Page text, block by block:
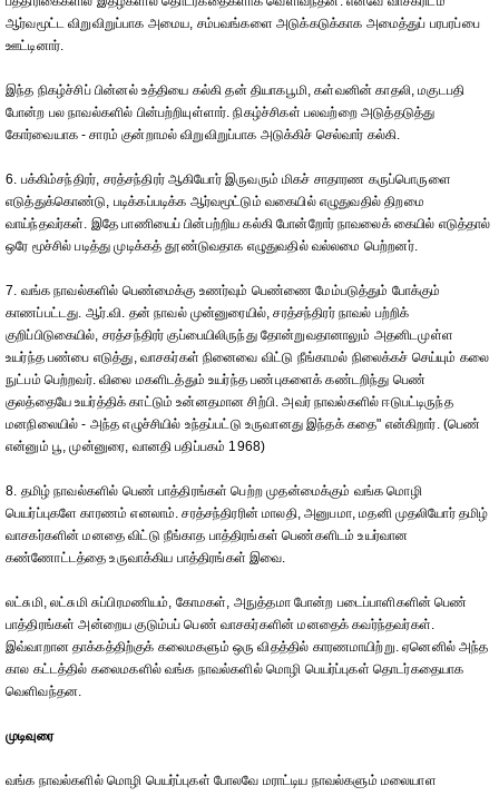
ஆர்வமூட்ட விறுவிறுப்பாக அமைய, சம்பவங்களை அடுக்கடுக்காக அமைத்துப் பரபரப்பை
ஊட்டினார்.
இந்த நிகழ்ச்சிப் பின்னல் உத்தியை கல்கி தன் தியாகபூமி, கள்வனின் காதலி, மகுடபதி
போன்ற பல நாவல்களில் பின்பற்றியுள்ளார். நிகழ்ச்சிகள் பலவற்றை அடுத்தடுத்து
கோர்வையாக - சாரம் குன்றாமல் விறுவிறுப்பாக அடுக்கிச் செல்வார் கல்கி.
6. பக்கிம்சந்திரர், சரத்சந்திரர் ஆகியோர் இருவரும் மிகச் சாதாரண கருப்பொருளை
எடுத்துக்கொண்டு, படிக்கப்படிக்க ஆர்வமூட்டும் வகையில் எழுதுவதில் திறமை
வாய்ந்தவர்கள். இதே பாணியைப் பின்பற்றிய கல்கி போன்றோர் நாவலைக் கையில் எடுத்தால்
ஒரே மூச்சில் படித்து முடிக்கத் தூண்டுவதாக எழுதுவதில் வல்லமை பெற்றனர்.
7. வங்க நாவல்களில் பெண்மைக்கு உணர்வும் பெண்ணை மேம்படுத்தும் போக்கும்
காணப்பட்டது. ஆர்.வி. தன் நாவல் முன்னுரையில், சரத்சந்திரர் நாவல் பற்றிக்
குறிப்பிடுகையில், சரத்சந்திரர் குப்பையிலிருந்து தோன்றுவதானாலும் அதனிடமுள்ள
உயர்ந்த பண்பை எடுத்து, வாசகர்கள் நினைவை விட்டு நீங்காமல் நிலைக்கச் செய்யும் கலை
நுட்பம் பெற்றவர். விலை மகளிடத்தும் உயர்ந்த பண்புகளைக் கண்டறிந்து பெண்
குலத்தையே உயர்த்திக் காட்டும் உன்னதமான சிற்பி. அவர் நாவல்களில் ஈடுபட்டிருந்த
மனநிலையில் - அந்த எழுச்சியில் உந்தப்பட்டு உருவானது இந்தக் கதை" என்கிறார். (பெண்
என்னும் பூ, முன்னுரை, வானதி பதிப்பகம் 1968)
8. தமிழ் நாவல்களில் பெண் பாத்திரங்கள் பெற்ற முதன்மைக்கும் வங்க மொழி
பெயர்ப்புகளே காரணம் எனலாம். சரத்சந்திரரின் மாலதி, அனுபமா, மதனி முதலியோர் தமிழ்
வாசகர்களின் மனதை விட்டு நீங்காத பாத்திரங்கள் பெண்களிடம் உயர்வான
கண்ணோட்டத்தை உருவாக்கிய பாத்திரங்கள் இவை.
லட்சுமி, லட்சுமி சுப்பிரமணியம், கோமகள், அநுத்தமா போன்ற படைப்பாளிகளின் பெண்
பாத்திரங்கள் அன்றைய குடும்பப் பெண் வாசகர்களின் மனதைக் கவர்ந்தவர்கள்.
இவ்வாறான தாக்கத்திற்குக் கலைமகளும் ஒரு விதத்தில் காரணமாயிற்று. ஏனெனில் அந்த
கால கட்டத்தில் கலைமகளில் வங்க நாவல்களில் மொழி பெயர்ப்புகள் தொடர்கதையாக
வெளிவந்தன.
முடிவுரை
வங்க நாவல்களில் மொழி பெயர்ப்புகள் போலவே மராட்டிய நாவல்களும் மலையாள